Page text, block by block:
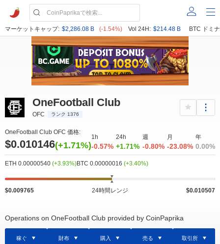
マーケットキャップ: $2,286.08 B (-1.54%) Vol 24H: $214.48 B BTC ドミ
OneFootball Club
OFC ランク 1376
OneFootball Club OFC 価格:
$0.010146(+1.71%)
1h
-0.57%
24h
+1.71%
週
-0.80%
月
-23.08%
年
0.00%
ETH 0.00000540 (+3.93%)BTC 0.00000016 (+3.40%)
$0.009765 24時間レンジ $0.010507
Operations on OneFootball Club provided by CoinPaprika
稼ぐ 財布 購入 売る 取引所